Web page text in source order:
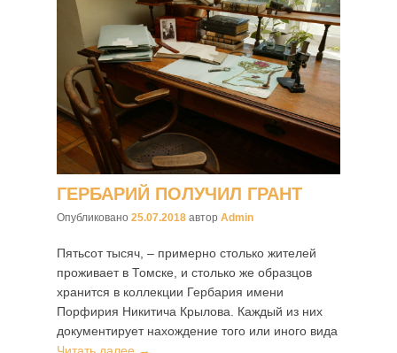
ГЕРБАРИЙ ПОЛУЧИЛ ГРАНТ
Опубликовано 25.07.2018 автор Admin
Пятьсот тысяч, – примерно столько жителей
проживает в Томске, и столько же образцов
хранится в коллекции Гербария имени
Порфирия Никитича Крылова. Каждый из них
документирует нахождение того или иного вида